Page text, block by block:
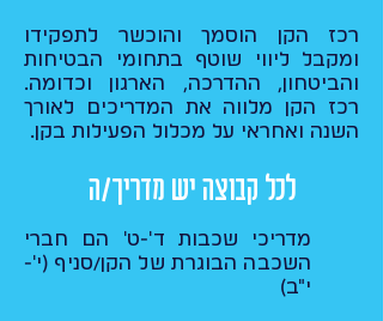
רכז הקן הוסמך והוכשר לתפקידו
ומקבל ליווי שוטף בתחומי הבטיחות
והביטחון, ההדרכה, הארגון וכדומה.
רכז הקן מלווה את המדריכים לאורך
השנה ואחראי על מכלול הפעילות בקן.
לכל קבוצה יש מדריך/ה
מדריכי שכבות ד'-ט' הם חברי
השכבה הבוגרת של הקן/סניף (י'-
י"ב)